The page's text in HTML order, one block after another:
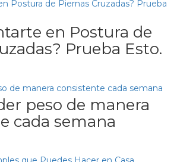
en Postura de
Prueba Esto.
peso de manera
cada semana